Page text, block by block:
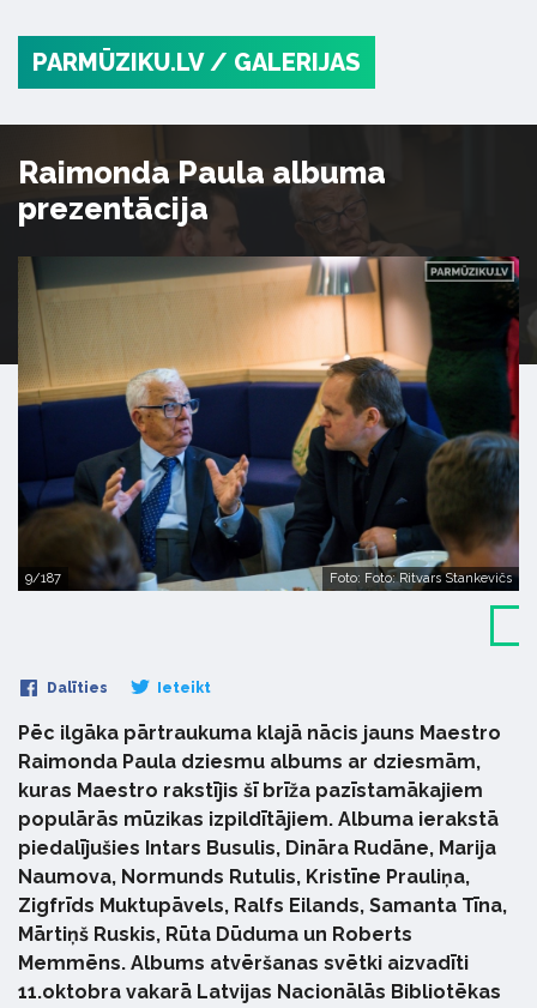
PARMŪZIKU.LV / GALERIJAS
Raimonda Paula albuma
prezentācija
9/187 Foto: Foto: Ritvars Stankevičs
Dalīties Ieteikt
Pēc ilgāka pārtraukuma klajā nācis jauns Maestro
Raimonda Paula dziesmu albums ar dziesmām,
kuras Maestro rakstījis šī brīža pazīstamākajiem
populārās mūzikas izpildītājiem. Albuma ierakstā
piedalījušies Intars Busulis, Dināra Rudāne, Marija
Naumova, Normunds Rutulis, Kristīne Prauliņa,
Zigfrīds Muktupāvels, Ralfs Eilands, Samanta Tīna,
Mārtiņš Ruskis, Rūta Dūduma un Roberts
Memmēns. Albums atvēršanas svētki aizvadīti
11.oktobra vakarā Latvijas Nacionālās Bibliotēkas